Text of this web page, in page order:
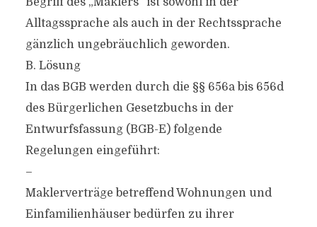
Alltagssprache als auch in der Rechtssprache
gänzlich ungebräuchlich geworden.
B. Lösung
In das BGB werden durch die §§ 656a bis 656d
des Bürgerlichen Gesetzbuchs in der
Entwurfsfassung (BGB-E) folgende
Regelungen eingeführt:
–
Maklerverträge betreffend Wohnungen und
Einfamilienhäuser bedürfen zu ihrer